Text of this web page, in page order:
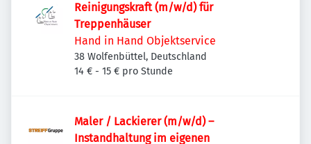
Reinigungskraft (m/w/d) für
Treppenhäuser
Hand in Hand Objektservice
38 Wolfenbüttel, Deutschland
14 € - 15 € pro Stunde
Maler / Lackierer (m/w/d) –
Instandhaltung im eigenen